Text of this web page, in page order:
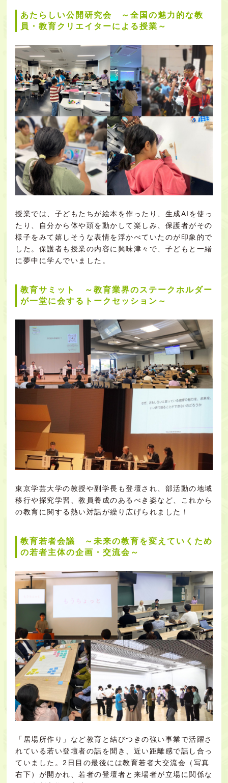
あたらしい公開研究会 ～全国の魅力的な教
員・教育クリエイターによる授業～
授業では、子どもたちが絵本を作ったり、生成AIを使っ
たり、自分から体や頭を動かして楽しみ、保護者がその
様子をみて嬉しそうな表情を浮かべていたのが印象的で
した。保護者も授業の内容に興味津々で、子どもと一緒
に夢中に学んでいました。
教育サミット ～教育業界のステークホルダー
が一堂に会するトークセッション～
東京学芸大学の教授や副学長も登壇され、部活動の地域
移行や探究学習、教員養成のあるべき姿など、これから
の教育に関する熱い対話が繰り広げられました！
教育若者会議 ～未来の教育を変えていくため
の若者主体の企画・交流会～
「居場所作り」など教育と結びつきの強い事業で活躍さ
れている若い登壇者の話を聞き、近い距離感で話し合っ
ていました。2日目の最後には教育若者大交流会（写真
右下）が開かれ、若者の登壇者と来場者が立場に関係な